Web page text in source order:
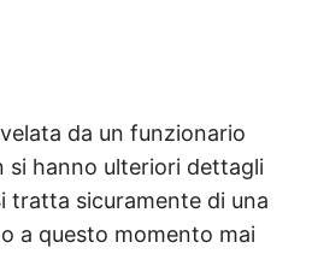
da un funzionario
si hanno ulteriori dettagli
tratta sicuramente di una
a questo momento mai